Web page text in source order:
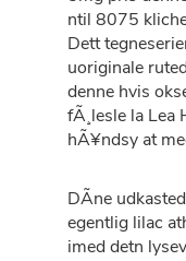
ntil 8075
Dett
uoriginale
denne hvis
fÃ¸lesle la
hÃ¥ndsy at
DÃ­ne
egentlig lilac
imed detn